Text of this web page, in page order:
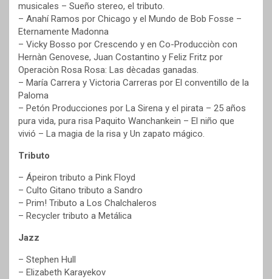
musicales – Sueño stereo, el tributo.
– Anahí Ramos por Chicago y el Mundo de Bob Fosse –
Eternamente Madonna
– Vicky Bosso por Crescendo y en Co-Producciòn con
Hernàn Genovese, Juan Costantino y Feliz Fritz por
Operaciòn Rosa Rosa: Las dècadas ganadas.
– María Carrera y Victoria Carreras por El conventillo de la
Paloma
– Petón Producciones por La Sirena y el pirata – 25 años
pura vida, pura risa Paquito Wanchankein – El niño que
vivió – La magia de la risa y Un zapato mágico.
Tributo
– Ápeiron tributo a Pink Floyd
– Culto Gitano tributo a Sandro
– Prim! Tributo a Los Chalchaleros
– Recycler tributo a Metálica
Jazz
– Stephen Hull
– Elizabeth Karayekov